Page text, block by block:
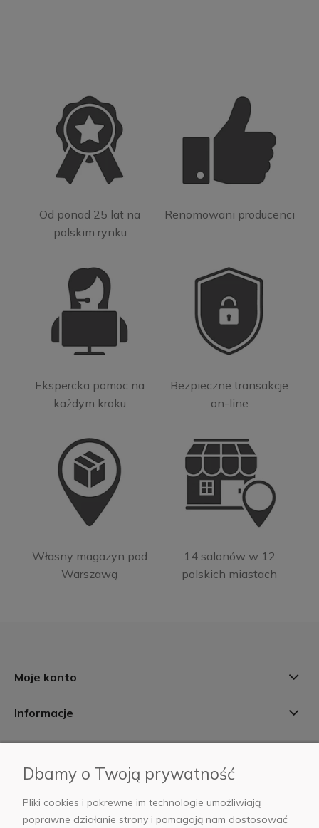
Od ponad 25 lat na
polskim rynku
Renomowani producenci
Ekspercka pomoc na
każdym kroku
Bezpieczne transakcje
on-line
Własny magazyn pod
Warszawą
14 salonów w 12
polskich miastach
Moje konto
Informacje
AB Foto
Dbamy o Twoją prywatność
Pliki cookies i pokrewne im technologie umożliwiają
poprawne działanie strony i pomagają nam dostosować